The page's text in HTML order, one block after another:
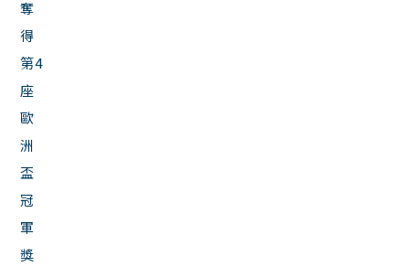
奪
得
第4
座
歐
洲
盃
冠
軍
獎